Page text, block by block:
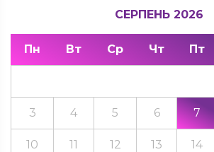
СЕРПЕНЬ 2026
Пн Вт Ср Чт Пт
3 4 5 6 7
10 11 12 13 14